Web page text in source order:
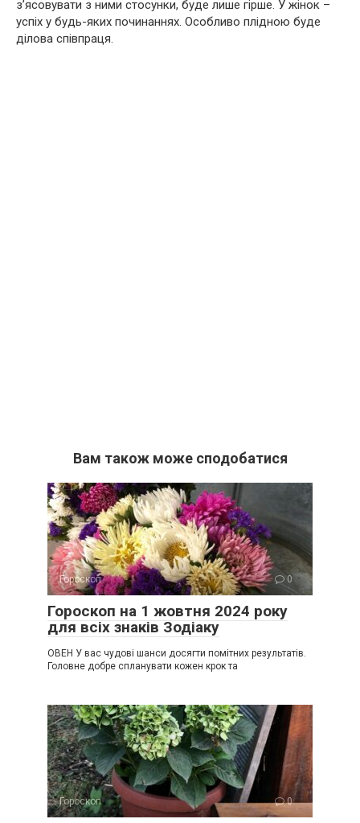
з’ясовувати з ними стосунки, буде лише гірше. У жінок –
успіх у будь-яких починаннях. Особливо плідною буде
ділова співпраця.
Вам також може сподобатися
Гороскоп 0
Гороскоп на 1 жовтня 2024 року
для всіх знаків Зодіаку
ОВЕН У вас чудові шанси досягти помітних результатів.
Головне добре спланувати кожен крок та
Гороскоп 0